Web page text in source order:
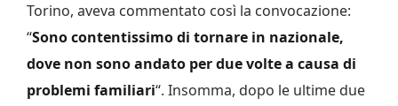
Torino, aveva commentato così la convocazione:
“Sono contentissimo di tornare in nazionale,
dove non sono andato per due volte a causa di
problemi familiari“. Insomma, dopo le ultime due